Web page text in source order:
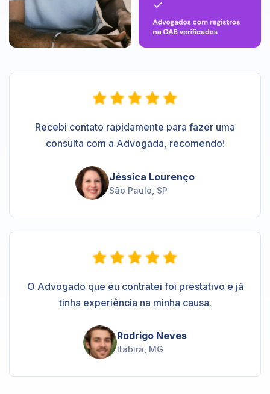
Recebi contato rapidamente para fazer uma
consulta com a Advogada, recomendo!
Jéssica Lourenço
São Paulo, SP
O Advogado que eu contratei foi prestativo e já
tinha experiência na minha causa.
Rodrigo Neves
Itabira, MG